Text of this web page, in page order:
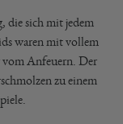
die sich mit jedem
waren mit vollem
vom Anfeuern. Der
zu einem